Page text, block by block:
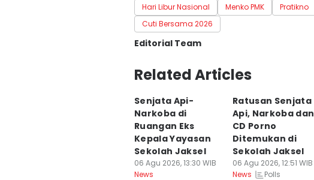
Hari Libur Nasional Menko PMK Pratikno
Cuti Bersama 2026
Editorial Team
Editor
Aria Hamzah
Editor
Deti Mega Purnamasari
Related Articles
Senjata Api-
Narkoba di
Ruangan Eks
Kepala Yayasan
Sekolah Jaksel
06 Agu 2026, 13:30 WIB
News
Ratusan Senjata
Api, Narkoba dan
CD Porno
Ditemukan di
Sekolah Jaksel
06 Agu 2026, 12:51 WIB
News
Polls